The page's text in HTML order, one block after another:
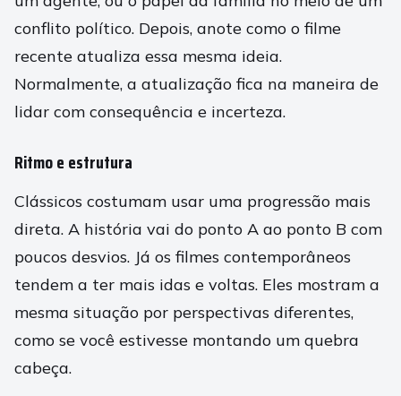
conflito político. Depois, anote como o filme
recente atualiza essa mesma ideia.
Normalmente, a atualização fica na maneira de
lidar com consequência e incerteza.
Ritmo e estrutura
Clássicos costumam usar uma progressão mais
direta. A história vai do ponto A ao ponto B com
poucos desvios. Já os filmes contemporâneos
tendem a ter mais idas e voltas. Eles mostram a
mesma situação por perspectivas diferentes,
como se você estivesse montando um quebra
cabeça.